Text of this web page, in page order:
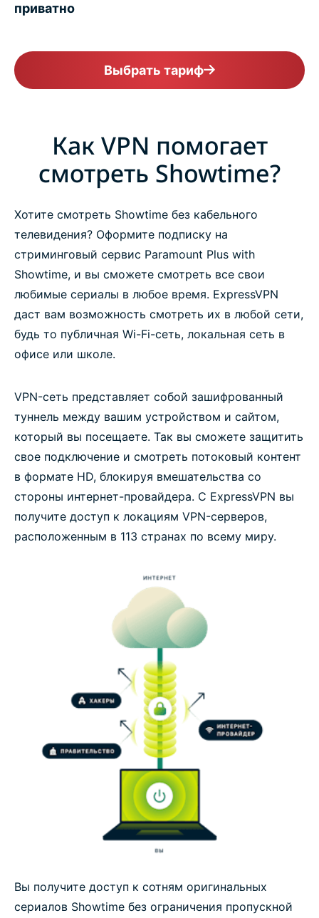
приватно
Выбрать тариф
Как VPN помогает
смотреть Showtime?
Хотите смотреть Showtime без кабельного
телевидения? Оформите подписку на
стриминговый сервис Paramount Plus with
Showtime, и вы сможете смотреть все свои
любимые сериалы в любое время. ExpressVPN
даст вам возможность смотреть их в любой сети,
будь то публичная Wi-Fi-сеть, локальная сеть в
офисе или школе.
VPN-сеть представляет собой зашифрованный
туннель между вашим устройством и сайтом,
который вы посещаете. Так вы сможете защитить
свое подключение и смотреть потоковый контент
в формате HD, блокируя вмешательства со
стороны интернет-провайдера. С ExpressVPN вы
получите доступ к локациям VPN-серверов,
расположенным в 113 странах по всему миру.
Вы получите доступ к сотням оригинальных
сериалов Showtime без ограничения пропускной